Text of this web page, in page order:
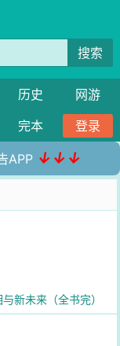
搜索
历史
网游
完本 登录
APP ↓↓↓
新未来（全书完）